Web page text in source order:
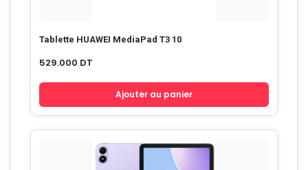
Tablette HUAWEI MediaPad T3 10
529.000 DT
Ajouter au panier